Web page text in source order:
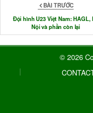
BÀI TRƯỚC
Đội hình U23 Việt Nam: HAGL,
Nội và phần còn lại
© 2026